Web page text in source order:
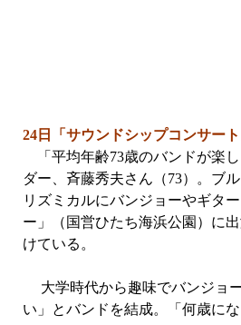
24日「サウンドシップコンサー
「平均年齢73歳のバンドが楽
ダー、斉藤秀夫さん（73）。ブ
リズミカルにバンジョーやギタ
ー」（国営ひたち海浜公園）に
けている。
大学時代から趣味でバンジョ
い」とバンドを結成。「何歳に